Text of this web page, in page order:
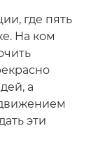
где пять
На ком
а
эти